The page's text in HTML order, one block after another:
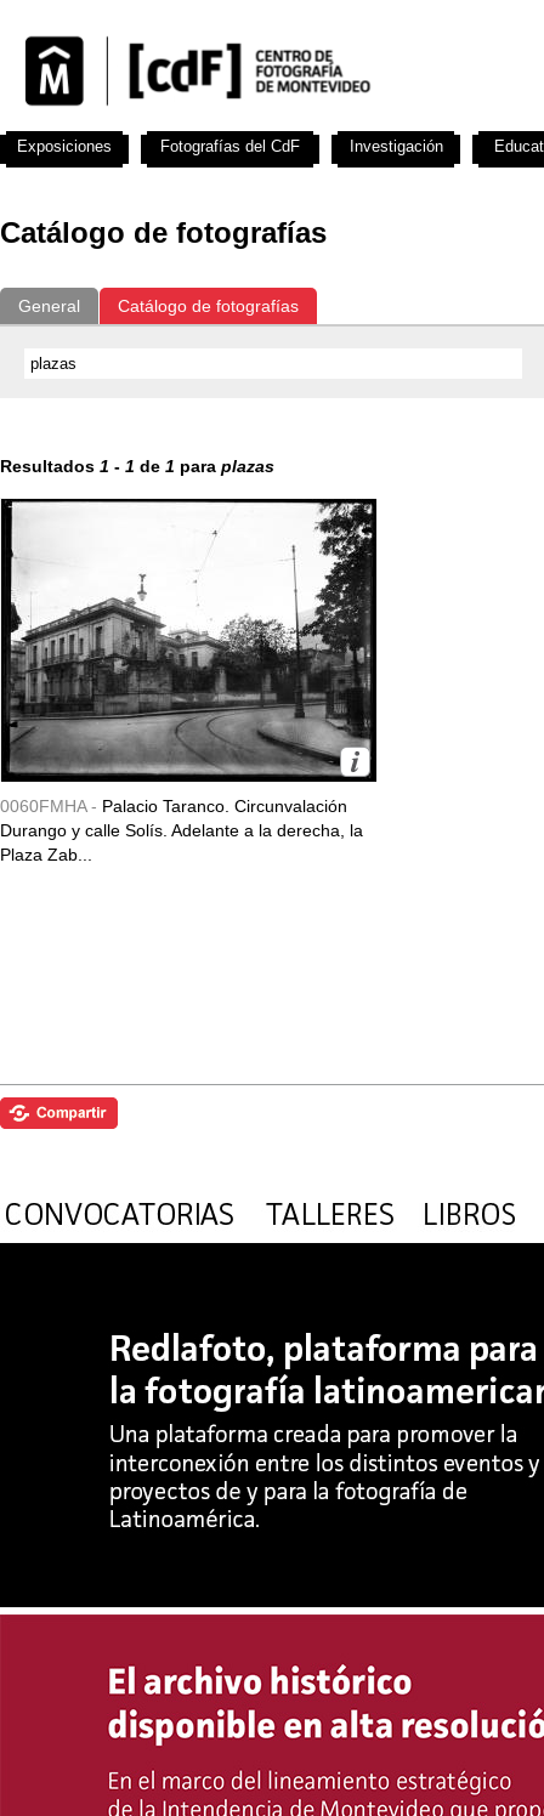
Catálogo de fotografías
General Catálogo de fotografías
Resultados 1 - 1 de 1 para plazas
0060FMHA - Palacio Taranco. Circunvalación
Durango y calle Solís. Adelante a la derecha, la
Plaza Zab...
Exposiciones Fotografías del CdF Investigación